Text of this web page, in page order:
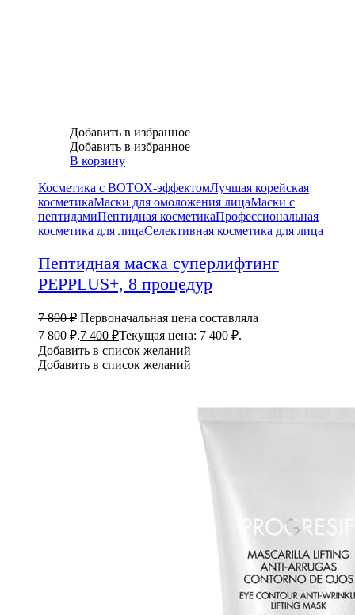
Добавить в избранное
Добавить в избранное
В корзину
Косметика с BOTOX-эффектомЛучшая корейская
косметикаМаски для омоложения лицаМаски с
пептидамиПептидная косметикаПрофессиональная
косметика для лицаСелективная косметика для лица
Пептидная маска суперлифтинг
PEPPLUS+, 8 процедур
7 800₽ Первоначальная цена составляла
7 800 ₽.7 400 ₽Текущая цена: 7 400 ₽.
Добавить в список желаний
Добавить в список желаний